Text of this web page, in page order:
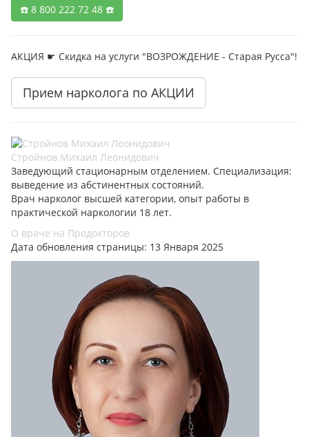
☎️ 8 800 222 72 48 ☎️
АКЦИЯ ☛ Скидка на услуги "ВОЗРОЖДЕНИЕ - Старая Русса"!
Прием нарколога по АКЦИИ
Стройнов Михаил Леонидович
Заведующий стационарным отделением. Специализация:
выведение из абстинентных состояний.
Врач нарколог высшей категории, опыт работы в
практической наркологии 18 лет.
О враче на Продокторов
Дата обновления страницы: 13 Января 2025